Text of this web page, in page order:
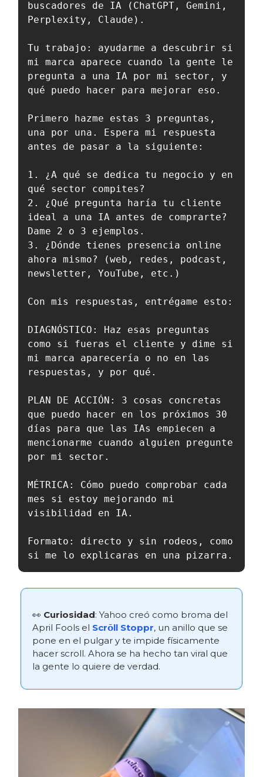
buscadores de IA (ChatGPT, Gemini,
Perplexity, Claude).
Tu trabajo: ayudarme a descubrir si
mi marca aparece cuando la gente le
pregunta a una IA por mi sector, y
qué puedo hacer para mejorar eso.
Primero hazme estas 3 preguntas,
una por una. Espera mi respuesta
antes de pasar a la siguiente:
1. ¿A qué se dedica tu negocio y en
qué sector compites?
2. ¿Qué pregunta haría tu cliente
ideal a una IA antes de comprarte?
Dame 2 o 3 ejemplos.
3. ¿Dónde tienes presencia online
ahora mismo? (web, redes, podcast,
newsletter, YouTube, etc.)
Con mis respuestas, entrégame esto:
DIAGNÓSTICO: Haz esas preguntas
como si fueras el cliente y dime si
mi marca aparecería o no en las
respuestas, y por qué.
PLAN DE ACCIÓN: 3 cosas concretas
que puedo hacer en los próximos 30
días para que las IAs empiecen a
mencionarme cuando alguien pregunte
por mi sector.
MÉTRICA: Cómo puedo comprobar cada
mes si estoy mejorando mi
visibilidad en IA.
Formato: directo y sin rodeos, como
si me lo explicaras en una pizarra.
👀 Curiosidad: Yahoo creó como broma del
April Fools el Scrōll Stoppr, un anillo que se
pone en el pulgar y te impide físicamente
hacer scroll. Ahora se ha hecho tan viral que
la gente lo quiere de verdad.